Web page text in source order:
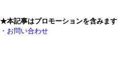
★本記事はプロモーションを含みます
・お問い合わせ